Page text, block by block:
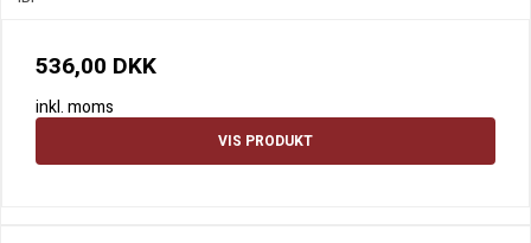
536,00 DKK
inkl. moms
VIS PRODUKT